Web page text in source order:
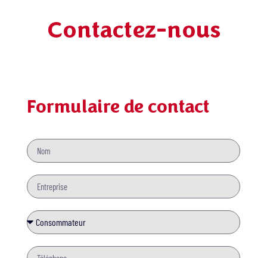
Contactez-nous
Formulaire de contact